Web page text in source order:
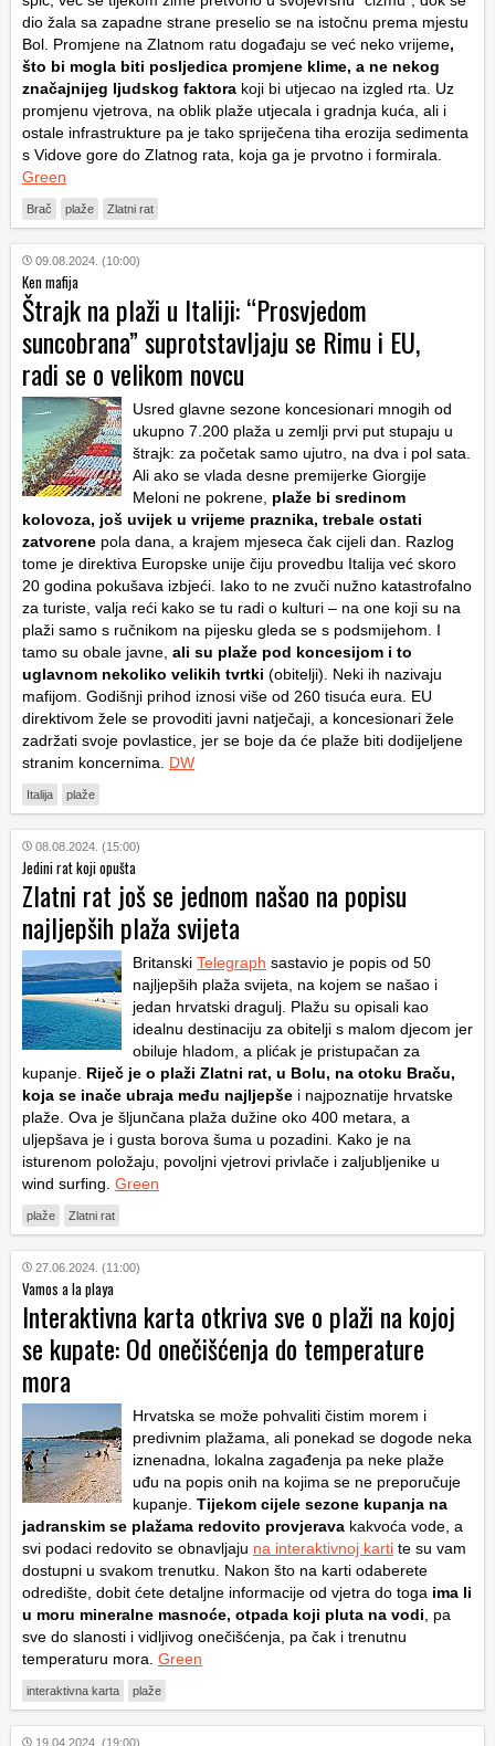
dio žala sa zapadne strane preselio se na istočnu prema mjestu
Bol. Promjene na Zlatnom ratu događaju se već neko vrijeme,
što bi mogla biti posljedica promjene klime, a ne nekog
značajnijeg ljudskog faktora koji bi utjecao na izgled rta. Uz
promjenu vjetrova, na oblik plaže utjecala i gradnja kuća, ali i
ostale infrastrukture pa je tako spriječena tiha erozija sedimenta
s Vidove gore do Zlatnog rata, koja ga je prvotno i formirala.
Green
Brač plaže Zlatni rat
09.08.2024. (10:00)
Ken mafija
Štrajk na plaži u Italiji: “Prosvjedom
suncobrana” suprotstavljaju se Rimu i EU,
radi se o velikom novcu
Usred glavne sezone koncesionari mnogih od
ukupno 7.200 plaža u zemlji prvi put stupaju u
štrajk: za početak samo ujutro, na dva i pol sata.
Ali ako se vlada desne premijerke Giorgije
Meloni ne pokrene, plaže bi sredinom
kolovoza, još uvijek u vrijeme praznika, trebale ostati
zatvorene pola dana, a krajem mjeseca čak cijeli dan. Razlog
tome je direktiva Europske unije čiju provedbu Italija već skoro
20 godina pokušava izbjeći. Iako to ne zvuči nužno katastrofalno
za turiste, valja reći kako se tu radi o kulturi – na one koji su na
plaži samo s ručnikom na pijesku gleda se s podsmijehom. I
tamo su obale javne, ali su plaže pod koncesijom i to
uglavnom nekoliko velikih tvrtki (obitelji). Neki ih nazivaju
mafijom. Godišnji prihod iznosi više od 260 tisuća eura. EU
direktivom žele se provoditi javni natječaji, a koncesionari žele
zadržati svoje povlastice, jer se boje da će plaže biti dodijeljene
stranim koncernima. DW
Italija plaže
08.08.2024. (15:00)
Jedini rat koji opušta
Zlatni rat još se jednom našao na popisu
najljepših plaža svijeta
Britanski Telegraph sastavio je popis od 50
najljepših plaža svijeta, na kojem se našao i
jedan hrvatski dragulj. Plažu su opisali kao
idealnu destinaciju za obitelji s malom djecom jer
obiluje hladom, a plićak je pristupačan za
kupanje. Riječ je o plaži Zlatni rat, u Bolu, na otoku Braču,
koja se inače ubraja među najljepše i najpoznatije hrvatske
plaže. Ova je šljunčana plaža dužine oko 400 metara, a
uljepšava je i gusta borova šuma u pozadini. Kako je na
isturenom položaju, povoljni vjetrovi privlače i zaljubljenike u
wind surfing. Green
plaže Zlatni rat
27.06.2024. (11:00)
Vamos a la playa
Interaktivna karta otkriva sve o plaži na kojoj
se kupate: Od onečišćenja do temperature
mora
Hrvatska se može pohvaliti čistim morem i
predivnim plažama, ali ponekad se dogode neka
iznenadna, lokalna zagađenja pa neke plaže
uđu na popis onih na kojima se ne preporučuje
kupanje. Tijekom cijele sezone kupanja na
jadranskim se plažama redovito provjerava kakvoća vode, a
svi podaci redovito se obnavljaju na interaktivnoj karti te su vam
dostupni u svakom trenutku. Nakon što na karti odaberete
odredište, dobit ćete detaljne informacije od vjetra do toga ima li
u moru mineralne masnoće, otpada koji pluta na vodi , pa
sve do slanosti i vidljivog onečišćenja, pa čak i trenutnu
temperaturu mora. Green
interaktivna karta plaže
19.04.2024. (19:00)